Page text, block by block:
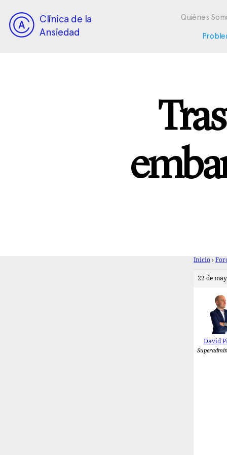
Clínica de la
Ansiedad
Quiénes
Inicio ›
22 de
David